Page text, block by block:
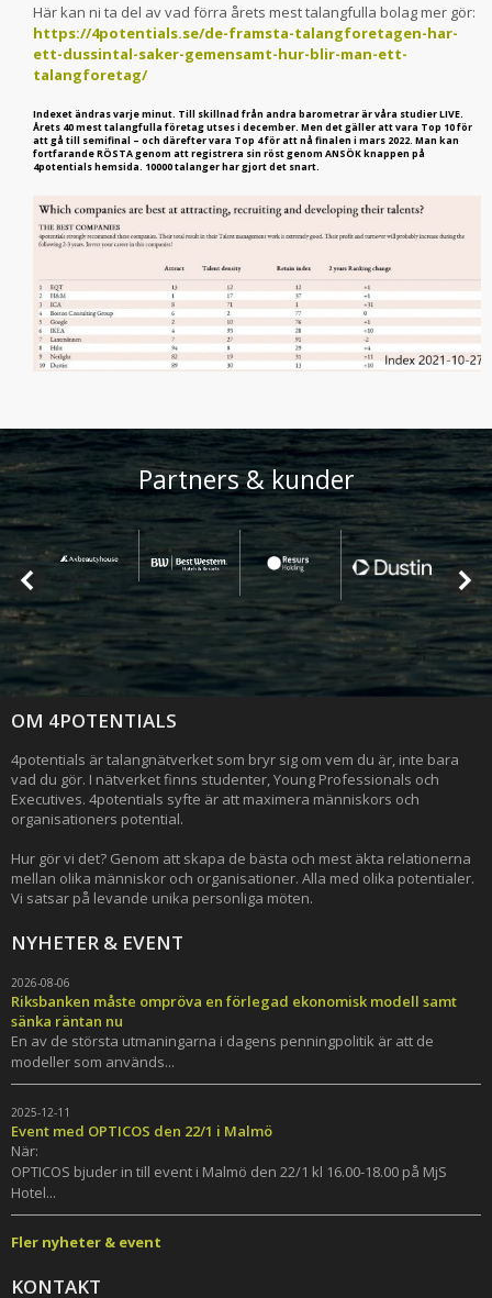
Här kan ni ta del av vad förra årets mest talangfulla bolag mer gör:
https://4potentials.se/de-framsta-talangforetagen-har-
ett-dussintal-saker-gemensamt-hur-blir-man-ett-
talangforetag/
Indexet ändras varje minut. Till skillnad från andra barometrar är våra studier LIVE.
Årets 40 mest talangfulla företag utses i december. Men det gäller att vara Top 10 för
att gå till semifinal – och därefter vara Top 4 för att nå finalen i mars 2022. Man kan
fortfarande RÖSTA genom att registrera sin röst genom ANSÖK knappen på
4potentials hemsida. 10000 talanger har gjort det snart.
Partners & kunder
OM 4POTENTIALS
4potentials är talangnätverket som bryr sig om vem du är, inte bara
vad du gör. I nätverket finns studenter, Young Professionals och
Executives. 4potentials syfte är att maximera människors och
organisationers potential.
Hur gör vi det? Genom att skapa de bästa och mest äkta relationerna
mellan olika människor och organisationer. Alla med olika potentialer.
Vi satsar på levande unika personliga möten.
NYHETER & EVENT
2026-08-06
Riksbanken måste ompröva en förlegad ekonomisk modell samt
sänka räntan nu
En av de största utmaningarna i dagens penningpolitik är att de
modeller som används...
2025-12-11
Event med OPTICOS den 22/1 i Malmö
När:
OPTICOS bjuder in till event i Malmö den 22/1 kl 16.00-18.00 på MjS
Hotel...
Fler nyheter & event
KONTAKT